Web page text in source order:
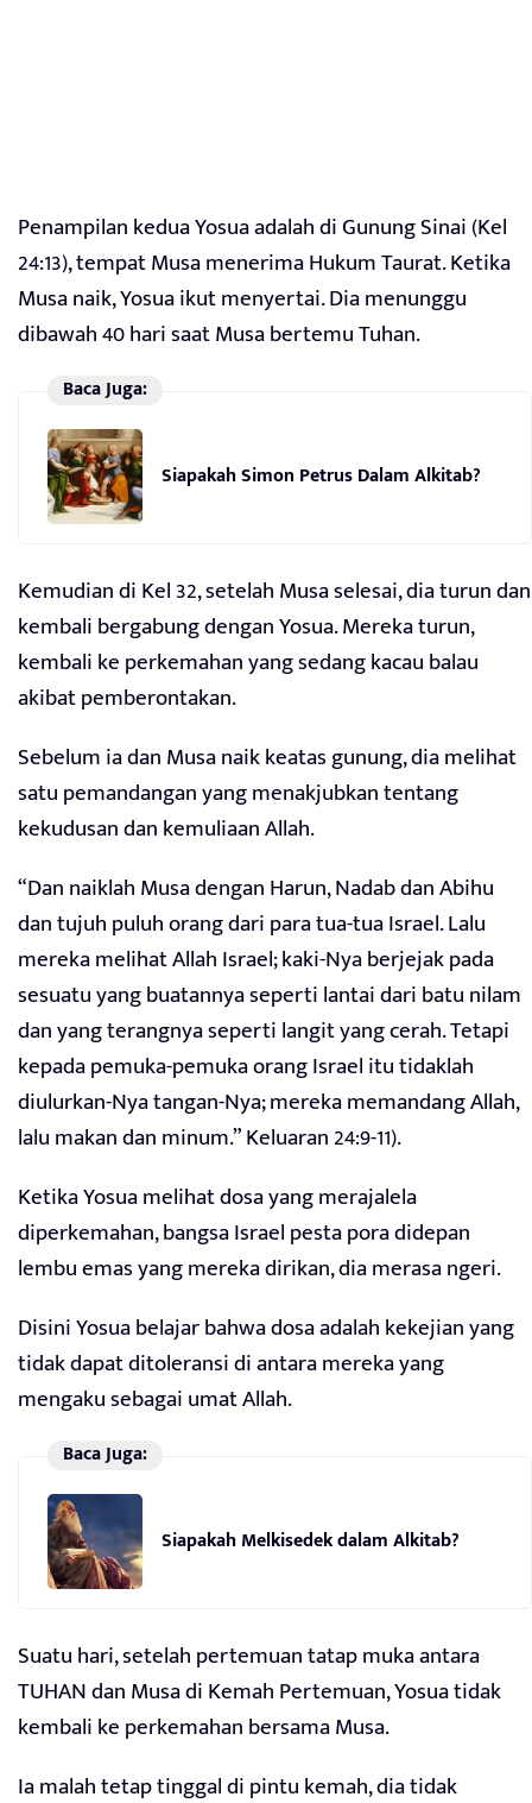
Penampilan kedua Yosua adalah di Gunung Sinai (Kel
24:13), tempat Musa menerima Hukum Taurat. Ketika
Musa naik, Yosua ikut menyertai. Dia menunggu
dibawah 40 hari saat Musa bertemu Tuhan.
Baca Juga:
Siapakah Simon Petrus Dalam Alkitab?
Kemudian di Kel 32, setelah Musa selesai, dia turun dan
kembali bergabung dengan Yosua. Mereka turun,
kembali ke perkemahan yang sedang kacau balau
akibat pemberontakan.
Sebelum ia dan Musa naik keatas gunung, dia melihat
satu pemandangan yang menakjubkan tentang
kekudusan dan kemuliaan Allah.
“Dan naiklah Musa dengan Harun, Nadab dan Abihu
dan tujuh puluh orang dari para tua-tua Israel. Lalu
mereka melihat Allah Israel; kaki-Nya berjejak pada
sesuatu yang buatannya seperti lantai dari batu nilam
dan yang terangnya seperti langit yang cerah. Tetapi
kepada pemuka-pemuka orang Israel itu tidaklah
diulurkan-Nya tangan-Nya; mereka memandang Allah,
lalu makan dan minum.” Keluaran 24:9-11).
Ketika Yosua melihat dosa yang merajalela
diperkemahan, bangsa Israel pesta pora didepan
lembu emas yang mereka dirikan, dia merasa ngeri.
Disini Yosua belajar bahwa dosa adalah kekejian yang
tidak dapat ditoleransi di antara mereka yang
mengaku sebagai umat Allah.
Baca Juga:
Siapakah Melkisedek dalam Alkitab?
Suatu hari, setelah pertemuan tatap muka antara
TUHAN dan Musa di Kemah Pertemuan, Yosua tidak
kembali ke perkemahan bersama Musa.
Ia malah tetap tinggal di pintu kemah, dia tidak